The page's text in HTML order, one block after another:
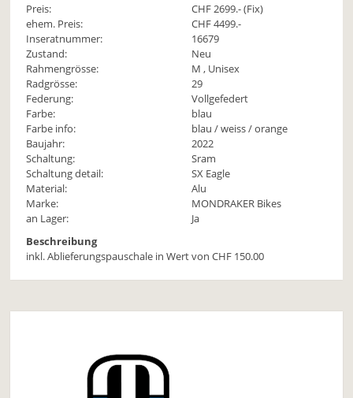
Preis: CHF2699.- (Fix)
ehem. Preis:
CHF 4499.-
Inseratnummer:
16679
Zustand:
Neu
Rahmengrösse:
M , Unisex
Radgrösse:
29
Federung:
Vollgefedert
Farbe:
blau
Farbe info:
blau / weiss / orange
Baujahr:
2022
Schaltung:
Sram
Schaltung detail:
SX Eagle
Material:
Alu
Marke:
MONDRAKER Bikes
an Lager:
Ja
Beschreibung
inkl. Ablieferungspauschale in Wert von CHF 150.00